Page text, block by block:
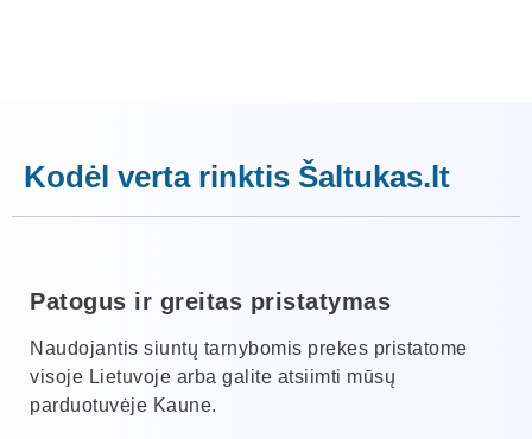
Kodėl verta rinktis Šaltukas.lt
Patogus ir greitas pristatymas
Naudojantis siuntų tarnybomis prekes pristatome
visoje Lietuvoje arba galite atsiimti mūsų
parduotuvėje Kaune.